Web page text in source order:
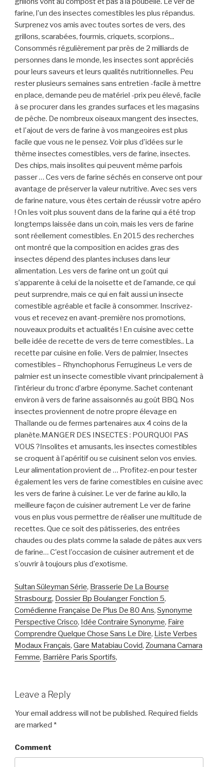
Sultan Süleyman Série, Brasserie De La Bourse
Strasbourg, Dossier Bp Boulanger Fonction 5,
Comédienne Française De Plus De 80 Ans, Synonyme
Perspective Crisco, Idée Contraire Synonyme, Faire
Comprendre Quelque Chose Sans Le Dire, Liste Verbes
Modaux Français, Gare Matabiau Covid, Zoumana Camara
Femme, Barrière Paris Sportifs,
Leave a Reply
Your email address will not be published. Required fields
are marked *
Comment